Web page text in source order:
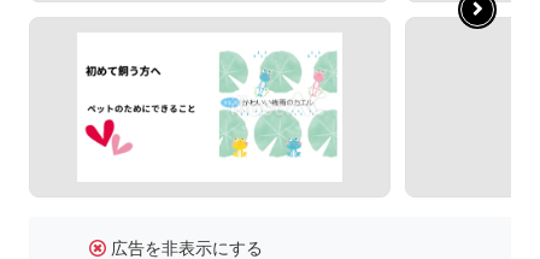
広告を非表示にする